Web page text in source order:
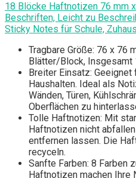
18 Blöcke Haftnotizen 76 mm
Beschriften, Leicht zu
Sticky Notes für Schule,
Tragbare Größe: 76 x 76
Blätter/Block, Insgesamt
Breiter Einsatz: Geeignet
Haushalten. Ideal als
Wänden, Türen,
Oberflächen zu
Tolle Haftnotizen: Mit
Haftnotizen nicht
entfernen lassen. Die
recyceln.
Sanfte Farben: 8 Farben
Haftnotizen machen Ihre